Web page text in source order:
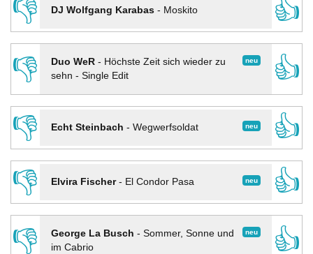
👎
DJ Wolfgang Karabas- Moskito
👍
👎
neu
Duo WeR- Höchste Zeit sich wieder zu
sehn - Single Edit
👍
👎
neu
Echt Steinbach - Wegwerfsoldat
👍
👎
neu
Elvira Fischer- El Condor Pasa
👍
👎
neu
George La Busch - Sommer, Sonne und
im Cabrio
👍